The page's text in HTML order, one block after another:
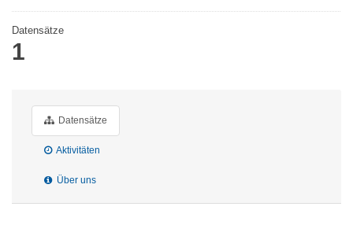
Datensätze
1
Datensätze
Aktivitäten
Über uns